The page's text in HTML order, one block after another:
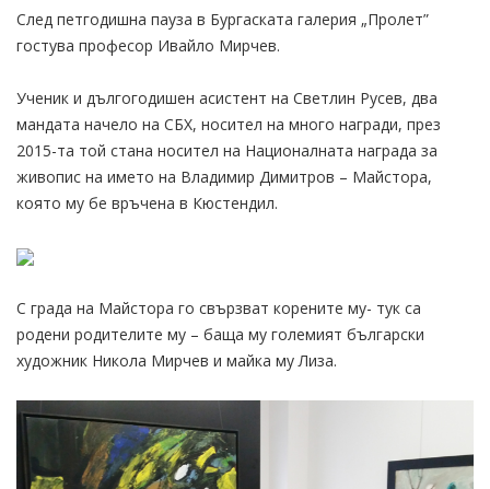
След петгодишна пауза в Бургаската галерия „Пролет”
гостува професор Ивайло Мирчев.
Ученик и дългогодишен асистент на Светлин Русев, два
мандата начело на СБХ, носител на много награди, през
2015-та той стана носител на Националната награда за
живопис на името на Владимир Димитров – Майстора,
която му бе връчена в Кюстендил.
С града на Майстора го свързват корените му- тук са
родени родителите му – баща му големият български
художник Никола Мирчев и майка му Лиза.